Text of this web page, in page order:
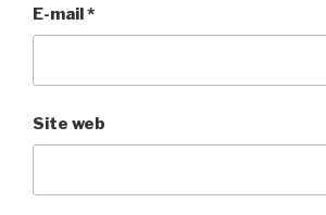
E-mail*
Site web